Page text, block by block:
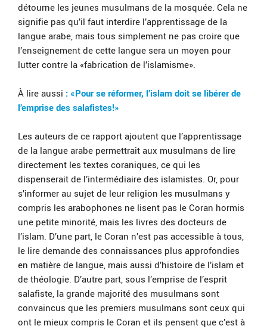
détourne les jeunes musulmans de la mosquée. Cela ne
signifie pas qu’il faut interdire l’apprentissage de la
langue arabe, mais tous simplement ne pas croire que
l’enseignement de cette langue sera un moyen pour
lutter contre la «fabrication de l’islamisme».
À lire aussi : «Pour se réformer, l’islam doit se libérer de
l’emprise des salafistes!»
Les auteurs de ce rapport ajoutent que l’apprentissage
de la langue arabe permettrait aux musulmans de lire
directement les textes coraniques, ce qui les
dispenserait de l’intermédiaire des islamistes. Or, pour
s’informer au sujet de leur religion les musulmans y
compris les arabophones ne lisent pas le Coran hormis
une petite minorité, mais les livres des docteurs de
l’islam. D’une part, le Coran n’est pas accessible à tous,
le lire demande des connaissances plus approfondies
en matière de langue, mais aussi d’histoire de l’islam et
de théologie. D’autre part, sous l’emprise de l’esprit
salafiste, la grande majorité des musulmans sont
convaincus que les premiers musulmans sont ceux qui
ont le mieux compris le Coran et ils pensent que c’est à